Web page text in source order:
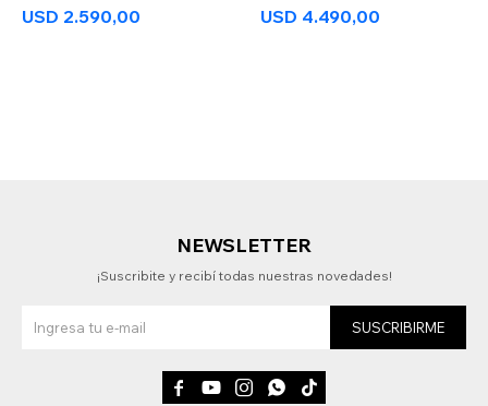
USD 2.590,00 USD 4.490,00
NEWSLETTER
¡Suscribite y recibí todas nuestras novedades!
SUSCRIBIRME
    